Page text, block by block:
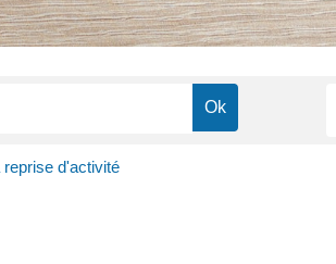
d'activité